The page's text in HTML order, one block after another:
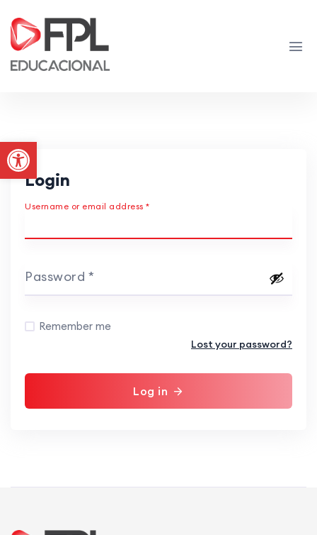
Abrir a barra de ferramentas
Login
Username or email address *
Password *
Remember me
Lost your password?
Log in